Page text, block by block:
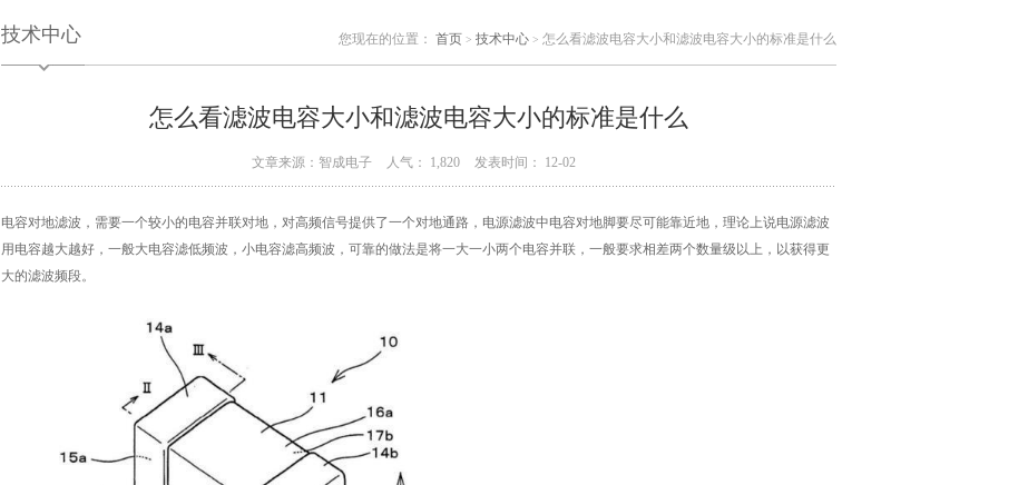
技术中心 您现在的位置： 首页 > 技术中心 > 怎么看滤波电容大小和滤波电容大小的标准是什么
怎么看滤波电容大小和滤波电容大小的标准是什么
文章来源：智成电子 人气： 1,820 发表时间： 12-02
电容对地滤波，需要一个较小的电容并联对地，对高频信号提供了一个对地通路，电源滤波中电容对地脚要尽可能靠近地，理论上说电源滤波
用电容越大越好，一般大电容滤低频波，小电容滤高频波，可靠的做法是将一大一小两个电容并联，一般要求相差两个数量级以上，以获得更
大的滤波频段。